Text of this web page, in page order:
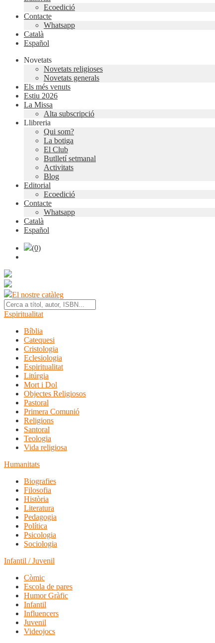
Ecoedició
Contacte
Whatsapp
Català
Español
Novetats
Novetats religioses
Novetats generals
Els més venuts
Estiu 2026
La Missa
Alta subscripció
Llibreria
Qui som?
La botiga
El Club
Butlletí setmanal
Activitats
Blog
Editorial
Ecoedició
Contacte
Whatsapp
Català
Español
(0)
El nostre catàleg
Espiritualitat
Bíblia
Catequesi
Cristologia
Eclesiologia
Espiritualitat
Litúrgia
Mort i Dol
Objectes Religiosos
Pastoral
Primera Comunió
Religions
Santoral
Teologia
Vida religiosa
Humanitats
Biografies
Filosofia
Història
Literatura
Pedagogia
Política
Psicologia
Sociologia
Infantil / Juvenil
Còmic
Escola de pares
Humor Gràfic
Infantil
Influencers
Juvenil
Videojocs